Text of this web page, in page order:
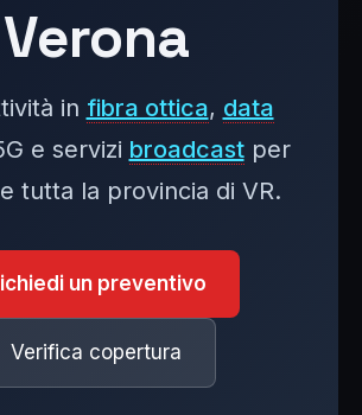
Verona
in fibra ottica, data
e servizi broadcastper
tutta la provincia di VR.
un preventivo
Verifica copertura